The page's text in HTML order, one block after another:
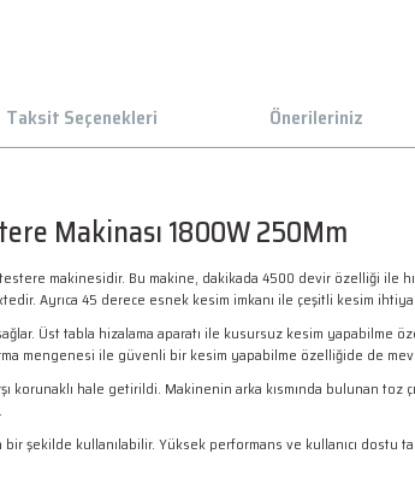
Taksit Seçenekleri Önerileriniz
Makinası 1800W 250Mm
makinesidir. Bu makine, dakikada 4500 devir özelliği ile
Ayrıca 45 derece esnek kesim imkanı ile çeşitli kesim
Üst tabla hizalama aparatı ile kusursuz kesim yapabilme
mengenesi ile güvenli bir kesim yapabilme özelliğide de
hale getirildi. Makinenin arka kısmında bulunan toz
şekilde kullanılabilir. Yüksek performans ve kullanıcı dostu